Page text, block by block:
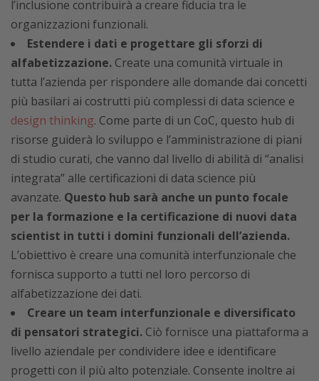
l’inclusione contribuirà a creare fiducia tra le
organizzazioni funzionali.
Estendere i dati e progettare gli sforzi di
alfabetizzazione. Create una comunità virtuale in
tutta l’azienda per rispondere alle domande dai concetti
più basilari ai costrutti più complessi di data science e
design thinking. Come parte di un CoC, questo hub di
risorse guiderà lo sviluppo e l’amministrazione di piani
di studio curati, che vanno dal livello di abilità di “analisi
integrata” alle certificazioni di data science più
avanzate. Questo hub sarà anche un punto focale
per la formazione e la certificazione di nuovi data
scientist in tutti i domini funzionali dell’azienda.
L’obiettivo è creare una comunità interfunzionale che
fornisca supporto a tutti nel loro percorso di
alfabetizzazione dei dati.
Creare un team interfunzionale e diversificato
di pensatori strategici. Ciò fornisce una piattaforma a
livello aziendale per condividere idee e identificare
progetti con il più alto potenziale. Consente inoltre ai